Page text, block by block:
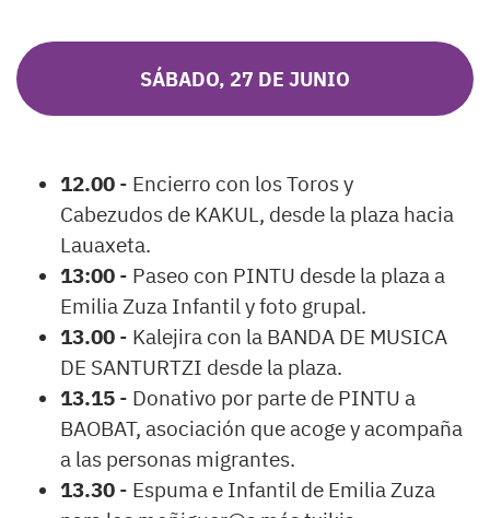
SÁBADO, 27 DE JUNIO
12.00 - Encierro con los Toros y
Cabezudos de KAKUL, desde la plaza hacia
Lauaxeta.
13:00 - Paseo con PINTU desde la plaza a
Emilia Zuza Infantil y foto grupal.
13.00 - Kalejira con la BANDA DE MUSICA
DE SANTURTZI desde la plaza.
13.15 - Donativo por parte de PINTU a
BAOBAT, asociación que acoge y acompaña
a las personas migrantes.
13.30 - Espuma e Infantil de Emilia Zuza